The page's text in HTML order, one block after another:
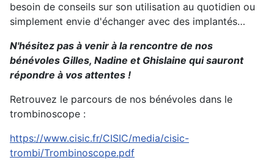
besoin de conseils sur son utilisation au quotidien ou
simplement envie d'échanger avec des implantés…
N'hésitez pas à venir à la rencontre de nos
bénévoles Gilles, Nadine et Ghislaine qui sauront
répondre à vos attentes !
Retrouvez le parcours de nos bénévoles dans le
trombinoscope :
https://www.cisic.fr/CISIC/media/cisic-
trombi/Trombinoscope.pdf